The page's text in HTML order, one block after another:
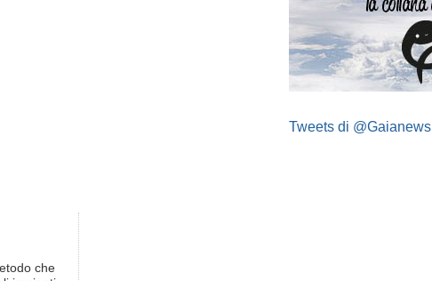
che
Tweets di @Gaianews